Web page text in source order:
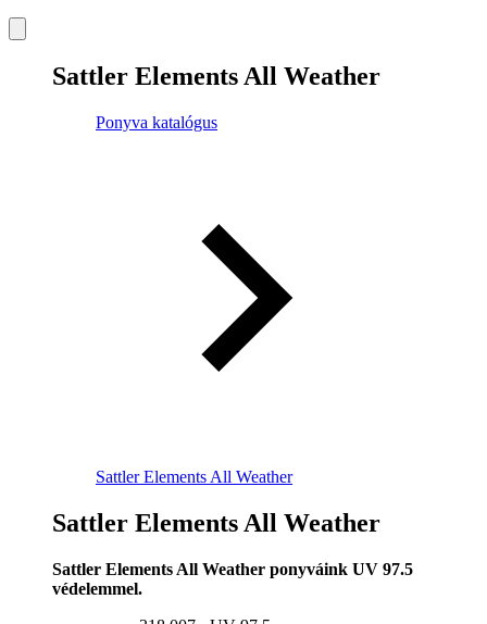
Sattler Elements All Weather
Ponyva katalógus
Sattler Elements All Weather
Sattler Elements All Weather
Sattler Elements All Weather ponyváink UV 97.5
védelemmel.